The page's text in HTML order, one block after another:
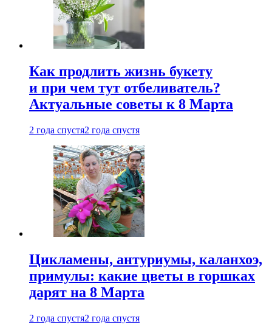
Как продлить жизнь букету
и при чем тут отбеливатель?
Актуальные советы к 8 Марта
2 года спустя2 года спустя
Цикламены, антуриумы, каланхоэ,
примулы: какие цветы в горшках
дарят на 8 Марта
2 года спустя2 года спустя